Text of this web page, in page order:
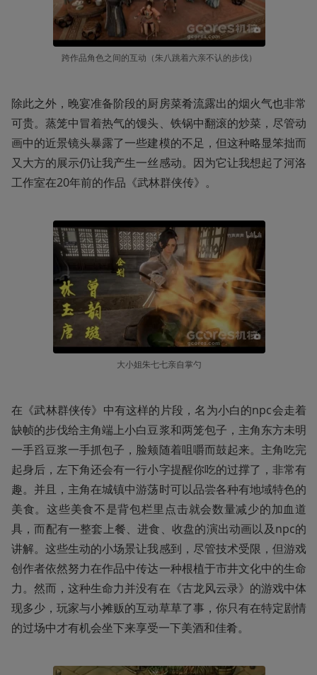
跨作品角色之间的互动（朱八跳着六亲不认的步伐）
除此之外，晚宴准备阶段的厨房菜肴流露出的烟火气也非常
可贵。蒸笼中冒着热气的馒头、铁锅中翻滚的炒菜，尽管动
画中的近景镜头暴露了一些建模的不足，但这种略显笨拙而
又大方的展示仍让我产生一丝感动。因为它让我想起了河洛
工作室在20年前的作品《武林群侠传》。
大小姐朱七七亲自掌勺
在《武林群侠传》中有这样的片段，名为小白的npc会走着
缺帧的步伐给主角端上小白豆浆和两笼包子，主角东方未明
一手舀豆浆一手抓包子，脸颊随着咀嚼而鼓起来。主角吃完
起身后，左下角还会有一行小字提醒你吃的过撑了，非常有
趣。并且，主角在城镇中游荡时可以品尝各种有地域特色的
美食。这些美食不是背包栏里点击就会数量减少的加血道
具，而配有一整套上餐、进食、收盘的演出动画以及npc的
讲解。这些生动的小场景让我感到，尽管技术受限，但游戏
创作者依然努力在作品中传达一种根植于市井文化中的生命
力。然而，这种生命力并没有在《古龙风云录》的游戏中体
现多少，玩家与小摊贩的互动草草了事，你只有在特定剧情
的过场中才有机会坐下来享受一下美酒和佳肴。